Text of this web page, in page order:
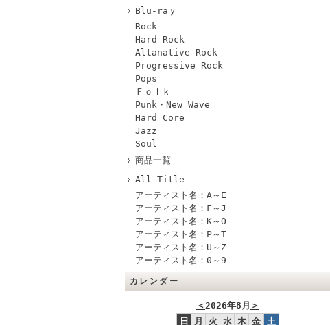
Blu-raｙ
Rock
Hard Rock
Altanative Rock
Progressive Rock
Pops
Ｆｏｌｋ
Punk・New Wave
Hard Core
Jazz
Soul
商品一覧
All Title
アーティスト名：A～E
アーティスト名：F～J
アーティスト名：K～O
アーティスト名：P～T
アーティスト名：U～Z
アーティスト名：0～9
カレンダー
＜2026年8月 ＞
日
月 火 水 木 金 土